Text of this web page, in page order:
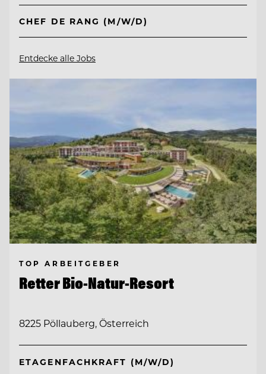
CHEF DE RANG (M/W/D)
Entdecke alle Jobs
TOP ARBEITGEBER
Retter Bio-Natur-Resort
8225 Pöllauberg, Österreich
ETAGENFACHKRAFT (M/W/D)